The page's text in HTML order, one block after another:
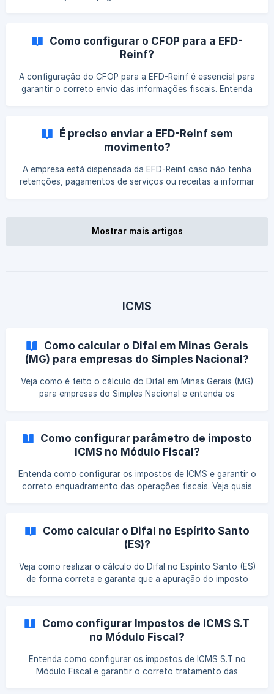
informações à Receita Federal.
Como configurar o CFOP para a EFD-
Reinf?
A configuração do CFOP para a EFD-Reinf é essencial para
garantir o correto envio das informações fiscais. Entenda
É preciso enviar a EFD-Reinf sem
movimento?
A empresa está dispensada da EFD-Reinf caso não tenha
retenções, pagamentos de serviços ou receitas a informar
Mostrar mais artigos
ICMS
Como calcular o Difal em Minas Gerais
(MG) para empresas do Simples Nacional?
Veja como é feito o cálculo do Difal em Minas Gerais (MG)
para empresas do Simples Nacional e entenda os
Como configurar parâmetro de imposto
ICMS no Módulo Fiscal?
Entenda como configurar os impostos de ICMS e garantir o
correto enquadramento das operações fiscais. Veja quais
Como calcular o Difal no Espírito Santo
(ES)?
Veja como realizar o cálculo do Difal no Espírito Santo (ES)
de forma correta e garanta que a apuração do imposto
Como configurar Impostos de ICMS S.T
no Módulo Fiscal?
Entenda como configurar os impostos de ICMS S.T no
Módulo Fiscal e garantir o correto tratamento das